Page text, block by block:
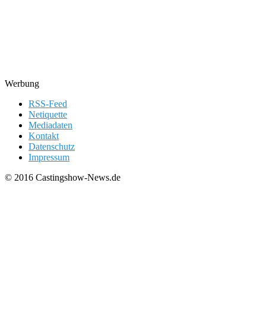
Werbung
RSS-Feed
Netiquette
Mediadaten
Kontakt
Datenschutz
Impressum
© 2016 Castingshow-News.de